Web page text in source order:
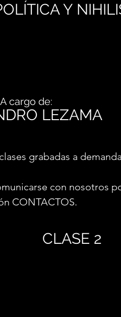
Y
LEZAMA
A cargo de:
grabadas a
con nosotros
CONTACTOS.
CLASE 2